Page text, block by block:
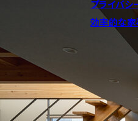
プライバシ
効率的な
35ストーリー一覧